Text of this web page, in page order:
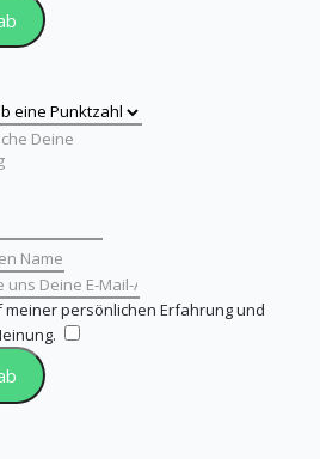
persönlichen Erfahrung und